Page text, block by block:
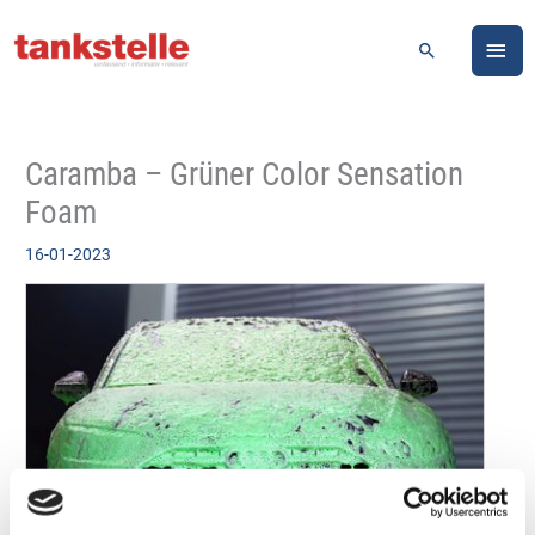
Inhalt
Suchen
Caramba – Grüner Color Sensation
Foam
16-01-2023